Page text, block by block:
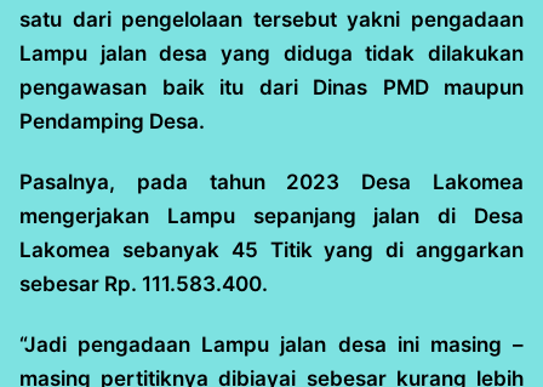
satu dari pengelolaan tersebut yakni pengadaan
Lampu jalan desa yang diduga tidak dilakukan
pengawasan baik itu dari Dinas PMD maupun
Pendamping Desa.
Pasalnya, pada tahun 2023 Desa Lakomea
mengerjakan Lampu sepanjang jalan di Desa
Lakomea sebanyak 45 Titik yang di anggarkan
sebesar Rp. 111.583.400.
“Jadi pengadaan Lampu jalan desa ini masing –
masing pertitiknya dibiayai sebesar kurang lebih